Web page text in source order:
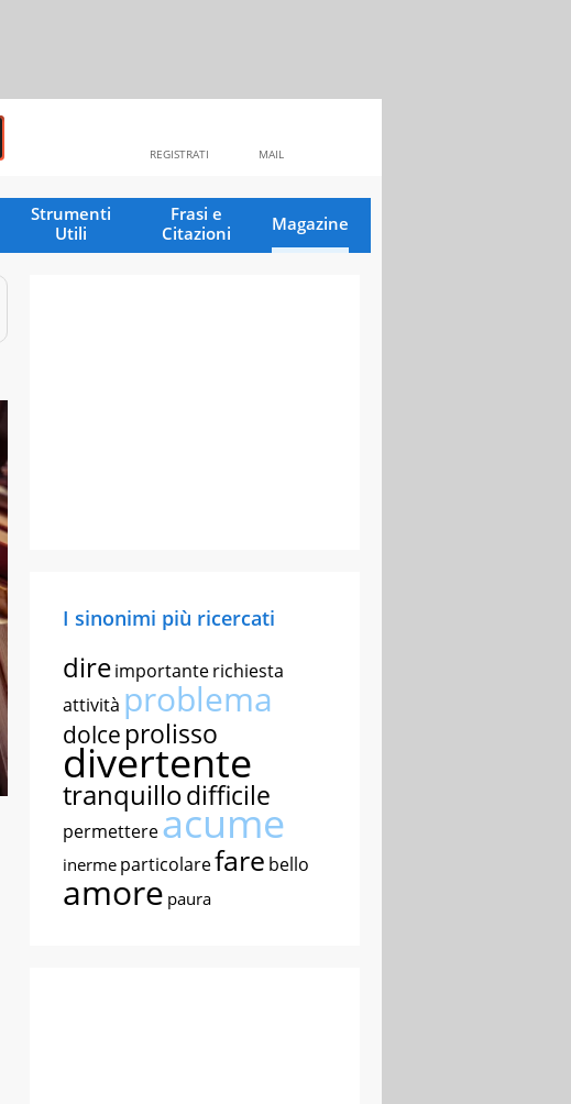
MAIL
REGISTRATI
Strumenti
Utili
Frasi e
Citazioni
Magazine
I sinonimi più ricercati
direimportanterichiesta
attività problema
dolce prolisso
divertente
tranquillodifficile
permettereacume
inerme particolarefare bello
amore paura